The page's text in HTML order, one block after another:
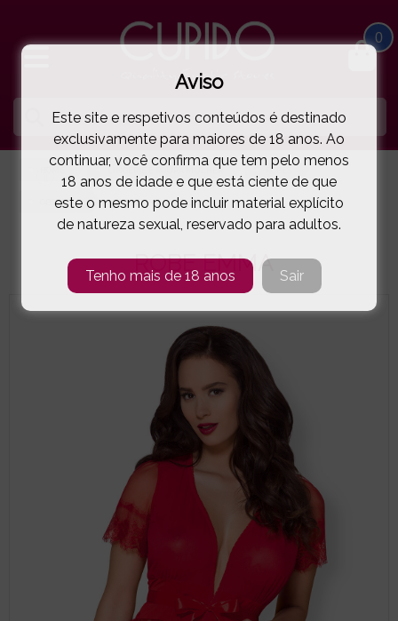
0
LINGERIE E ROUPA MULHER ROBES
OBSESSIVE ROBE EMMA( 5-9850E )
ROBE EMMA
Aviso
Este site e respetivos conteúdos é destinado
exclusivamente para maiores de 18 anos. Ao
continuar, você confirma que tem pelo menos
18 anos de idade e que está ciente de que
este o mesmo pode incluir material explícito
de natureza sexual, reservado para adultos.
Tenho mais de 18 anos Sair